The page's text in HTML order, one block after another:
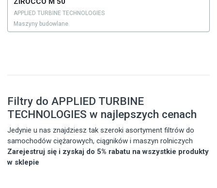
APPLIED TURBINE TECHNOLOGIES
Maszyny budowlane
Filtry do APPLIED TURBINE
TECHNOLOGIES w najlepszych cenach
Jedynie u nas znajdziesz tak szeroki asortyment filtrów do
samochodów ciężarowych, ciągników i maszyn rolniczych
Zarejestruj się i zyskaj do 5% rabatu na wszystkie produkty
w sklepie